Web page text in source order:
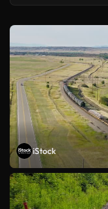
iStock